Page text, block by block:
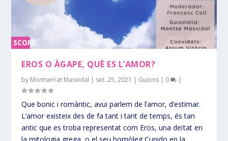
SCORE
EROS O ÀGAPE, QUÈ ES L’AMOR?
by Montserrat Masvidal | set. 25, 2021 | Guions | 0 |
Que bonic i romàntic, avui parlem de l’amor, d’estimar.
L’amor existeix des de fa tant i tant de temps, és tan
antic que es troba representat com Eros, una deïtat en